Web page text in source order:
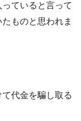
ていると言って
ものと思われま
代金を騙し取る